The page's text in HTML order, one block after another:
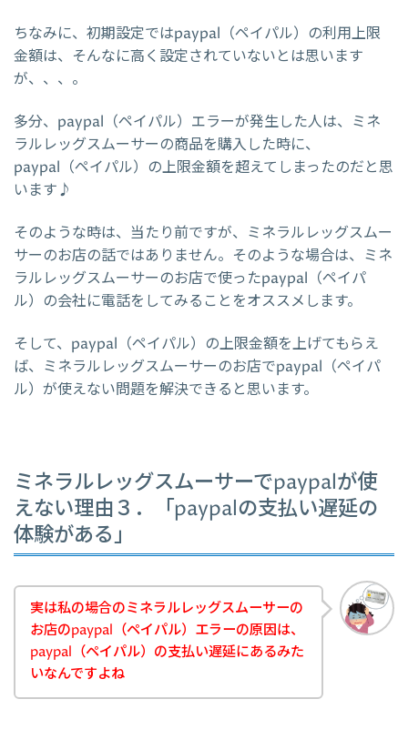
ちなみに、初期設定ではpaypal（ペイパル）の利用上限
金額は、そんなに高く設定されていないとは思います
が、、、。
多分、paypal（ペイパル）エラーが発生した人は、ミネ
ラルレッグスムーサーの商品を購入した時に、
paypal（ペイパル）の上限金額を超えてしまったのだと思
います♪
そのような時は、当たり前ですが、ミネラルレッグスムー
サーのお店の話ではありません。そのような場合は、ミネ
ラルレッグスムーサーのお店で使ったpaypal（ペイパ
ル）の会社に電話をしてみることをオススメします。
そして、paypal（ペイパル）の上限金額を上げてもらえ
ば、ミネラルレッグスムーサーのお店でpaypal（ペイパ
ル）が使えない問題を解決できると思います。
ミネラルレッグスムーサーでpaypalが使
えない理由３．「paypalの支払い遅延の
体験がある」
実は私の場合のミネラルレッグスムーサーの
お店のpaypal（ペイパル）エラーの原因は、
paypal（ペイパル）の支払い遅延にあるみた
いなんですよね